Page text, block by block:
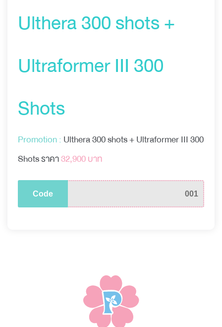
Ulthera 300 shots +
Ultraformer III 300
Shots
Promotion : Ulthera 300 shots + Ultraformer III 300
Shots ราคา32,900 บาท
Code 001